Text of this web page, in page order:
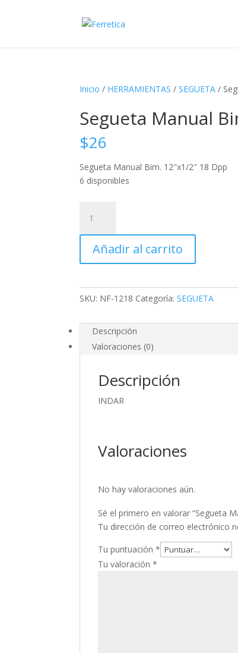
Inicio / HERRAMIENTAS /SEGUETA /
Segueta Manual
$26
Segueta Manual Bim. 12″x1/2″ 18 Dpp
6 disponibles
Manual
Bim.
12"x1/2"
18
cantidad
Añadir al carrito
SKU: NF-1218 Categoría:SEGUETA
Descripción
Valoraciones (0)
Descripción
INDAR
Valoraciones
No hay valoraciones aún.
Sé el primero en valorar “Segueta
Tu dirección de correo electrónico
Tu puntuación*
Tu valoración*